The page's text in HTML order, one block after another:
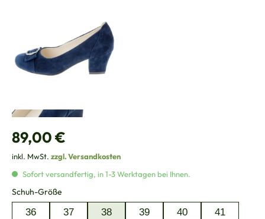
Regulärer Preis:
89,00 €
inkl. MwSt. zzgl. Versandkosten
Sofort versandfertig, in 1-3 Werktagen bei Ihnen.
Schuh-Größe
36 37 38 39 40 41